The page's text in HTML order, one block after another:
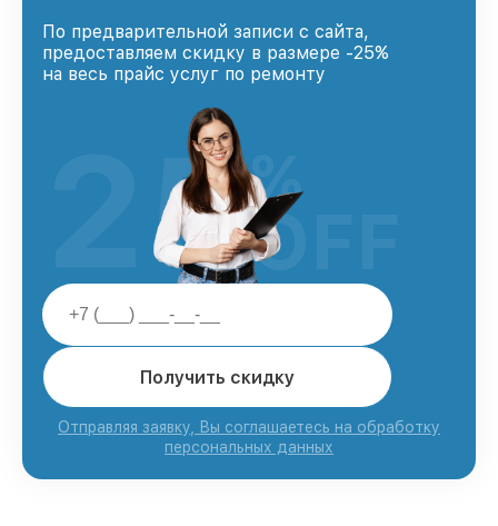
По предварительной записи с сайта,
предоставляем скидку в размере -25%
на весь прайс услуг по ремонту
Получить скидку
Отправляя заявку, Вы соглашаетесь на обработку
персональных данных
25%
OFF